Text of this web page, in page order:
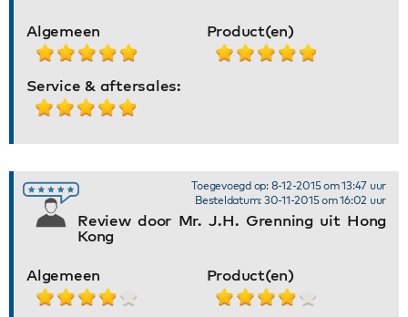
Algemeen Product(en)
Service & aftersales:
Review door Mr. J.H. Grenning uit Hong
Kong
Toegevoegd op: 8-12-2015 om 13:47 uur
Besteldatum: 30-11-2015 om 16:02 uur
Algemeen Product(en)